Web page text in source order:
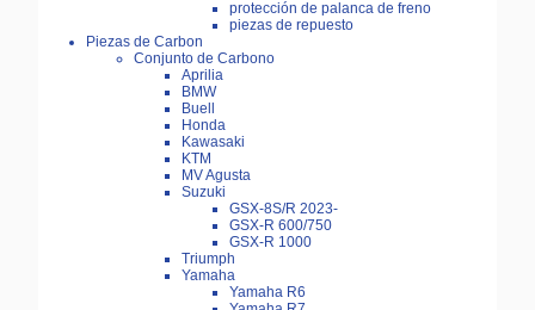
protección de palanca de freno
piezas de repuesto
Piezas de Carbon
Conjunto de Carbono
Aprilia
BMW
Buell
Honda
Kawasaki
KTM
MV Agusta
Suzuki
GSX-8S/R 2023-
GSX-R 600/750
GSX-R 1000
Triumph
Yamaha
Yamaha R6